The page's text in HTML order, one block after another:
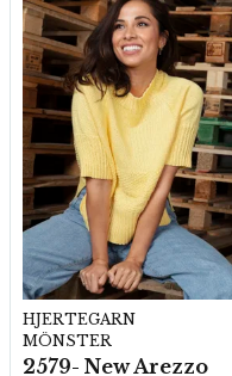
HJERTEGARN
MÖNSTER
2579- New Arezzo